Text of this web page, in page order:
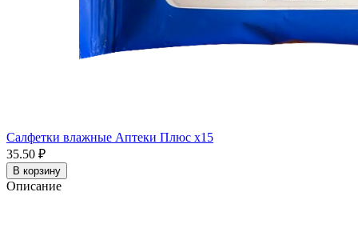
Салфетки влажные Аптеки Плюс x15
35.50 ₽
В корзину
Описание